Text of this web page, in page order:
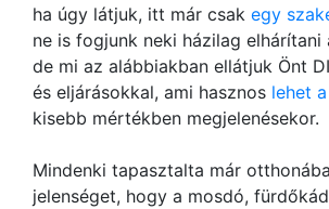
ha úgy látjuk, itt már csak egy
ne is fogjunk neki házilag elhárítani
de mi az alábbiakban ellátjuk Önt
és eljárásokkal, ami hasznos lehet
kisebb mértékben megjelenésekor.
Mindenki tapasztalta már
jelenséget, hogy a mosdó,